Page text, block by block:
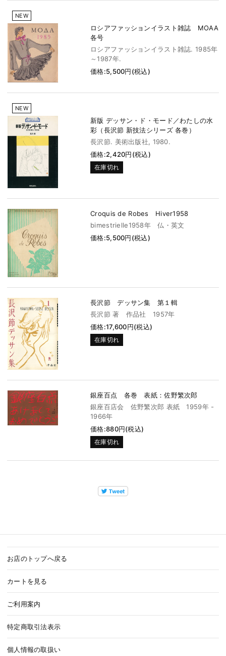
NEW
ロシアファッションイラスト雑誌 MOAA
各号
ロシアファッションイラスト雑誌. 1985年
～1987年.
価格:5,500円(税込)
NEW
新版 デッサン・ド・モード／わたしの水
彩（長沢節 新技法シリーズ 各巻）
長沢節. 美術出版社, 1980.
価格:2,420円(税込)
在庫切れ
Croquis de Robes Hiver1958
bimestrielle1958年 仏・英文
価格:5,500円(税込)
長沢節 デッサン集 第１輯
長沢節 著 作品社 1957年
価格:17,600円(税込)
在庫切れ
銀座百点 各巻 表紙：佐野繁次郎
銀座百店会 佐野繁次郎 表紙 1959年 -
1966年
価格:880円(税込)
在庫切れ
お店のトップへ戻る
カートを見る
ご利用案内
特定商取引法表示
個人情報の取扱い